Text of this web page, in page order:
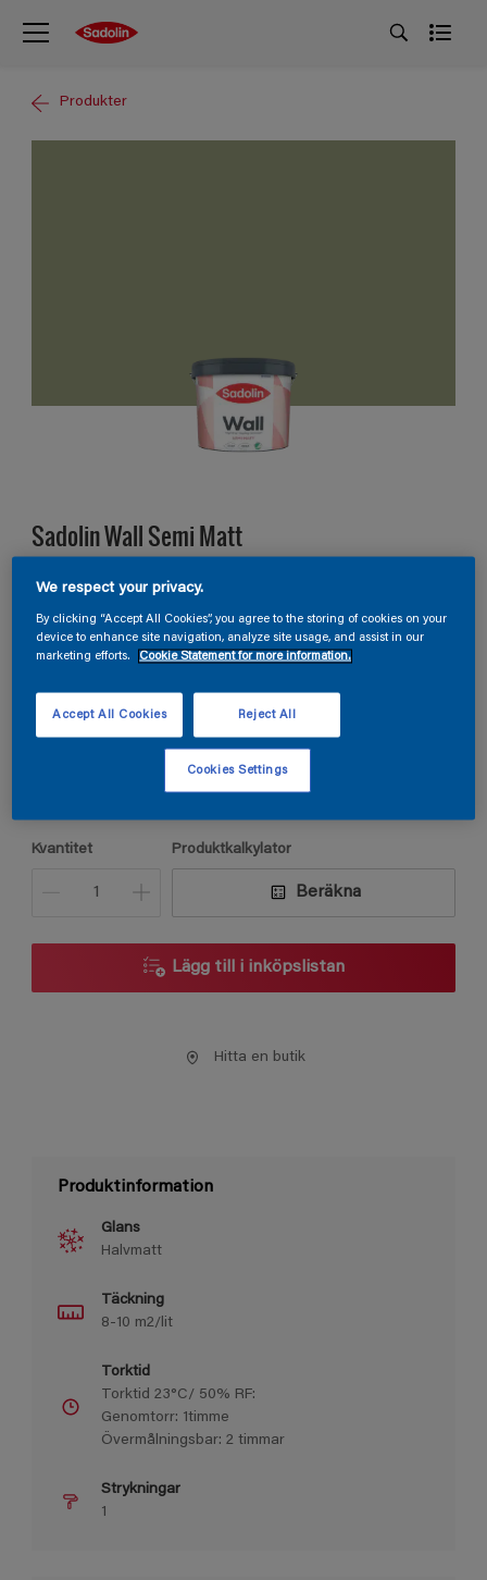
Produkter
Sadolin Wall Semi Matt
VÄGGFÄRG HALVMATT. För kök och groventré
S 3020-G40Y
Förpackningsstorlek
2,5L
Kvantitet Produktkalkylator
Beräkna
Lägg till i inköpslistan
Hitta en butik
Produktinformation
Glans
Halvmatt
Täckning
8-10 m2/lit
Torktid
Torktid 23°C/ 50% RF:
Genomtorr: 1timme
Övermålningsbar: 2 timmar
Strykningar
1
We respect your privacy.
By clicking “Accept All Cookies”, you agree to the storing of cookies on your
device to enhance site navigation, analyze site usage, and assist in our
marketing efforts.
Cookie Statement for more information.
Reject All
Accept All Cookies
Cookies Settings